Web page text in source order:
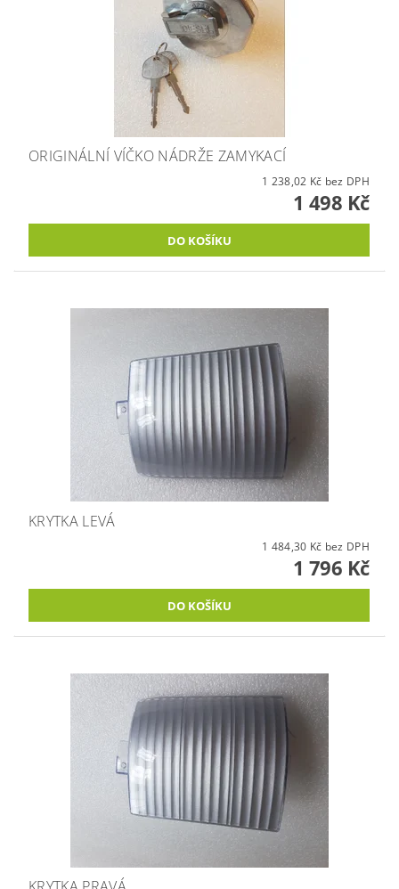
ORIGINÁLNÍ VÍČKO NÁDRŽE ZAMYKACÍ
1 238,02 Kč bez DPH
1 498 Kč
KRYTKA LEVÁ
1 484,30 Kč bez DPH
1 796 Kč